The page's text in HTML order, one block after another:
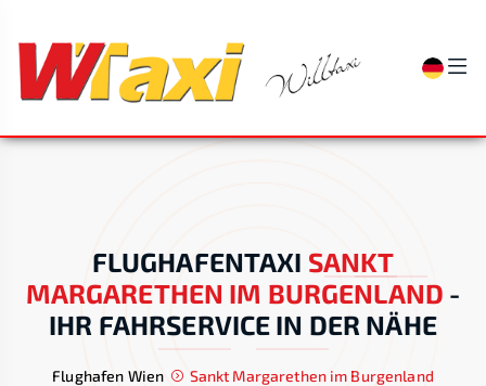
FLUGHAFENTAXI SANKT
MARGARETHEN IM BURGENLAND -
IHR FAHRSERVICE IN DER NÄHE
Flughafen Wien Sankt Margarethen im Burgenland